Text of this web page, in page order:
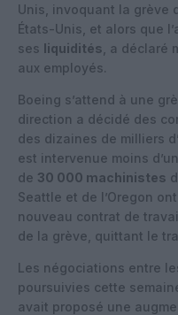
Unis, invoquant la grève
États-Unis, et alors que
ses liquidités , a déclaré
aux employés.
Boeing s’attend à une
direction a décidé des
des dizaines de milliers
est intervenue moins
de 30 000 machinistes
Seattle et de l’Oregon
nouveau contrat de
de la grève, quittant le
Les négociations entre
poursuivies cette
avait proposé une